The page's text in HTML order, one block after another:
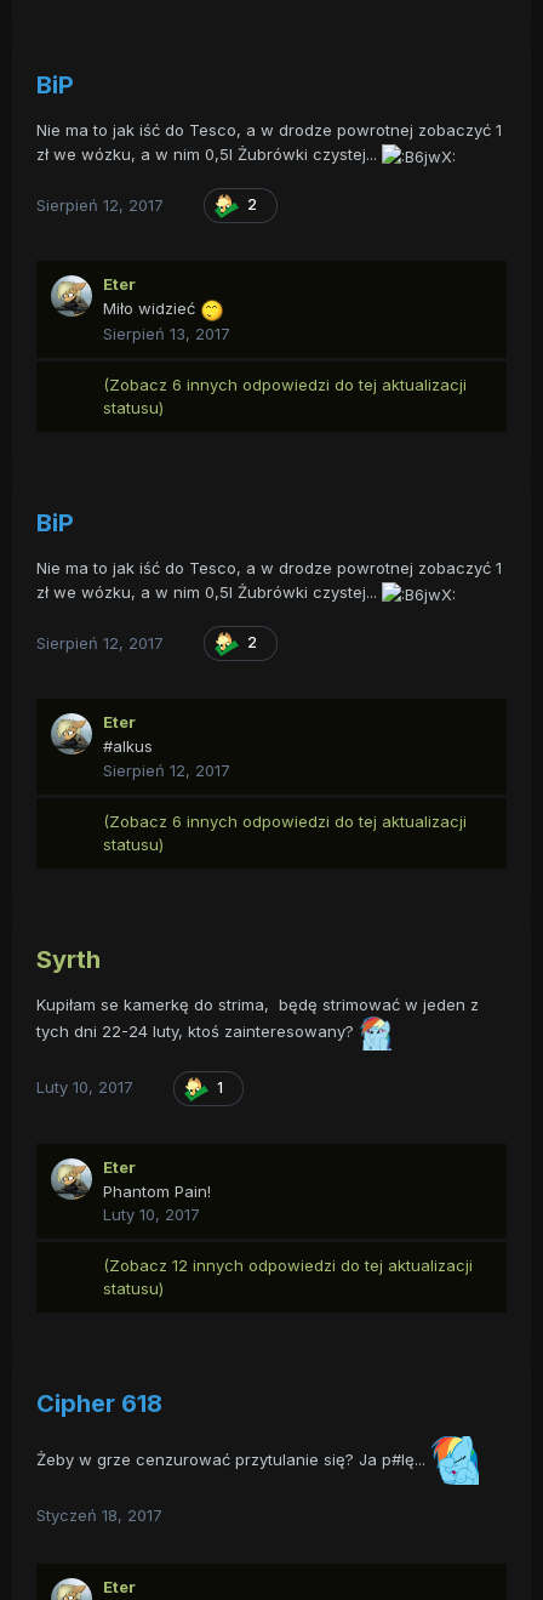
BiP
Nie ma to jak iść do Tesco, a w drodze powrotnej zobaczyć 1
zł we wózku, a w nim 0,5l Żubrówki czystej...
Sierpień 12, 2017 2
Eter
Miło widzieć
Sierpień 13, 2017
(Zobacz 6 innych odpowiedzi do tej aktualizacji
statusu)
BiP
Nie ma to jak iść do Tesco, a w drodze powrotnej zobaczyć 1
zł we wózku, a w nim 0,5l Żubrówki czystej...
Sierpień 12, 2017 2
Eter
#alkus
Sierpień 12, 2017
(Zobacz 6 innych odpowiedzi do tej aktualizacji
statusu)
Syrth
Kupiłam se kamerkę do strima, będę strimować w jeden z
tych dni 22-24 luty, ktoś zainteresowany?
Luty 10, 2017 1
Eter
Phantom Pain!
Luty 10, 2017
(Zobacz 12 innych odpowiedzi do tej aktualizacji
statusu)
Cipher 618
Żeby w grze cenzurować przytulanie się? Ja p#lę...
Styczeń 18, 2017
Eter